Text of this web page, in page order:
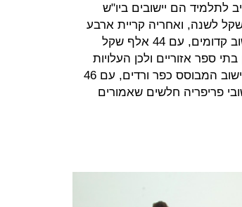
לתלמיד הם יישובים ביו"ש
מעלה אפרים מובילה עם 51 אלף שקל לשנה, ואחריה קריית ארבע
עם 47 אלף שקל לשנה. במקום הרביעי נמצא היישוב קדומים, עם 44 אלף שקל
ספר אזוריים ולכן העלויות
שונות. במקום השלישי בתקציב לתלמיד ממוקם היישוב המבוסס כפר ורדים, עם 46
פריפריה חלשים שאמורים